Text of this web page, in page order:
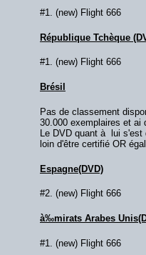
#1. (new) Flight 666
République Tchèque
#1. (new) Flight 666
Brésil
Pas de classement
30.000 exemplaires et
Le DVD quant à lui
loin d'être certifié OR
Espagne(DVD)
#2. (new) Flight 666
à‰mirats Arabes
#1. (new) Flight 666